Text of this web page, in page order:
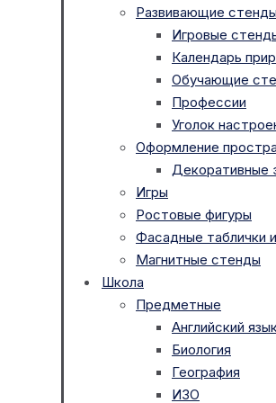
Развивающие стенды
Игровые
Календарь
Обучающие
Профессии
Уголок
Оформление
Декоративные
Игры
Ростовые фигуры
Фасадные таблички
Магнитные стенды
Школа
Предметные
Английский
Биология
География
ИЗО